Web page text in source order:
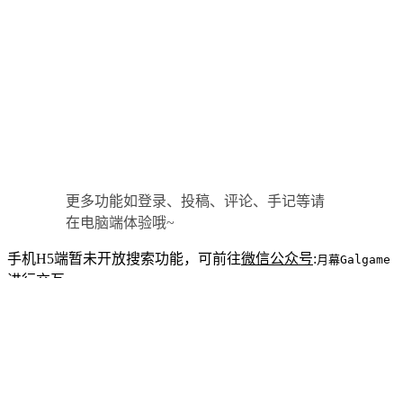
更多功能如登录、投稿、评论、手记等请
在电脑端体验哦~
手机H5端暂未开放搜索功能，可前往微信公众号:月幕Galgame
进行交互。